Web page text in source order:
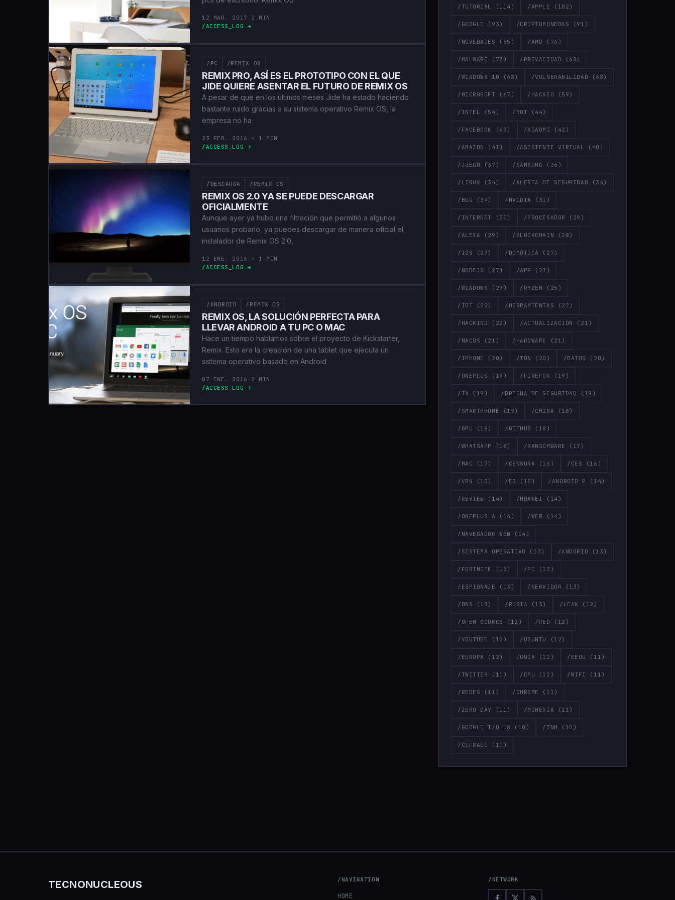
12 MAR. 2017
2 MIN
/ACCESS_LOG →
/PC /REMIX OS
REMIX PRO, ASÍ ES EL PROTOTIPO CON EL QUE
JIDE QUIERE ASENTAR EL FUTURO DE REMIX OS
A pesar de que en los últimos meses Jide ha estado haciendo
bastante ruido gracias a su sistema operativo Remix OS, la
empresa no ha
23 FEB. 2016
< 1 MIN
/ACCESS_LOG →
/DESCARGA /REMIX OS
REMIX OS 2.0 YA SE PUEDE DESCARGAR
OFICIALMENTE
Aunque ayer ya hubo una filtración que permitió a algunos
usuarios probarlo, ya puedes descargar de manera oficial el
instalador de Remix OS 2.0,
12 ENE. 2016
< 1 MIN
/ACCESS_LOG →
/ANDROID /REMIX OS
REMIX OS, LA SOLUCIÓN PERFECTA PARA
LLEVAR ANDROID A TU PC O MAC
Hace un tiempo hablamos sobre el proyecto de Kickstarter,
Remix. Esto era la creación de una tablet que ejecuta un
sistema operativo basado en Android
07 ENE. 2016
2 MIN
/ACCESS_LOG →
/TUTORIAL (114) /APPLE (102)
/GOOGLE (93) /CRIPTOMONEDAS (91)
/NOVEDADES (85) /AMD (76)
/MALWARE (73) /PRIVACIDAD (68)
/WINDOWS 10 (68) /VULNERABILIDAD (68)
/MICROSOFT (67) /HACKEO (59)
/INTEL (54) /BOT (44)
/FACEBOOK (43) /XIAOMI (42)
/AMAZON (41) /ASISTENTE VIRTUAL (40)
/JUEGO (37) /SAMSUNG (36)
/LINUX (34) /ALERTA DE SEGURIDAD (34)
/BUG (34) /NVIDIA (31)
/INTERNET (30) /PROCESADOR (29)
/ALEXA (29) /BLOCKCHAIN (28)
/IOS (27) /DOMÓTICA (27)
/NODEJS (27) /APP (27)
/WINDOWS (27) /RYZEN (25)
/IOT (22) /HERRAMIENTAS (22)
/HACKING (22) /ACTUALIZACIÓN (21)
/MACOS (21) /HARDWARE (21)
/IPHONE (20) /TON (20) /DATOS (20)
/ONEPLUS (19) /FIREFOX (19)
/IA (19) /BRECHA DE SEGURIDAD (19)
/SMARTPHONE (19) /CHINA (18)
/GPU (18) /GITHUB (18)
/WHATSAPP (18) /RANSOMWARE (17)
/MAC (17) /CENSURA (16) /CES (16)
/VPN (15) /E3 (15) /ANDROID P (14)
/REVIEW (14) /HUAWEI (14)
/ONEPLUS 6 (14) /WEB (14)
/NAVEGADOR WEB (14)
/SISTEMA OPERATIVO (13) /ANDORID (13)
/FORTNITE (13) /PC (13)
/ESPIONAJE (13) /SERVIDOR (13)
/DNS (13) /RUSIA (13) /LEAK (12)
/OPEN SOURCE (12) /RED (12)
/YOUTUBE (12) /UBUNTU (12)
/EUROPA (12) /GUÍA (11) /EEUU (11)
/TWITTER (11) /CPU (11) /WIFI (11)
/REDES (11) /CHROME (11)
/ZERO DAY (11) /MINERIA (11)
/GOOGLE I/O 18 (10) /7NM (10)
/CIFRADO (10)
TECNONUCLEOUS /NAVIGATION
HOME
/NETWORK